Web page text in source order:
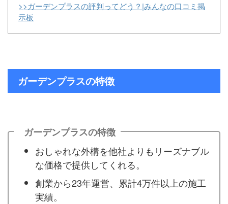
>>ガーデンプラスの評判ってどう？|みんなの口コミ掲
示板
ガーデンプラスの特徴
ガーデンプラスの特徴
おしゃれな外構を他社よりもリーズナブル
な価格で提供してくれる。
創業から23年運営、累計4万件以上の施工
実績。